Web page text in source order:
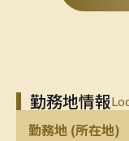
勤務地情報
勤務地 (所在地)